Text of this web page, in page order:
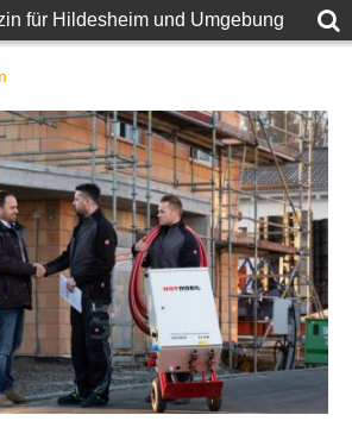
für Hildesheim und Umgebung